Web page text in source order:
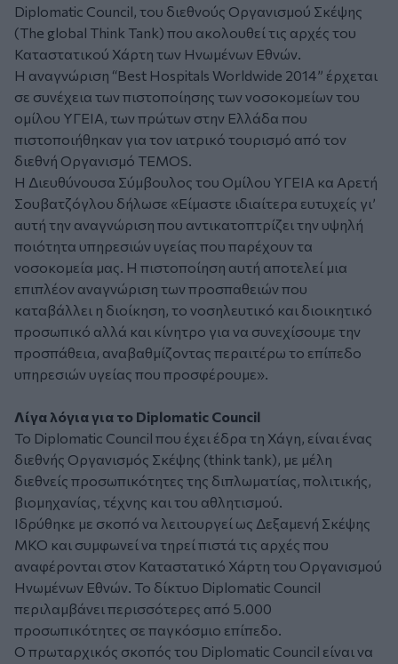
Diplomatic Council, του διεθνούς Οργανισμού Σκέψης
(The global Think Tank) που ακολουθεί τις αρχές του
Καταστατικού Χάρτη των Ηνωμένων Εθνών.
Η αναγνώριση “Best Hospitals Worldwide 2014” έρχεται
σε συνέχεια των πιστοποίησης των νοσοκομείων του
ομίλου ΥΓΕΙΑ, των πρώτων στην Ελλάδα που
πιστοποιήθηκαν για τον ιατρικό τουρισμό από τον
διεθνή Οργανισμό TEMOS.
Η Διευθύνουσα Σύμβουλος του Ομίλου ΥΓΕΙΑ κα Αρετή
Σουβατζόγλου δήλωσε «Είμαστε ιδιαίτερα ευτυχείς γι’
αυτή την αναγνώριση που αντικατοπτρίζει την υψηλή
ποιότητα υπηρεσιών υγείας που παρέχουν τα
νοσοκομεία μας. Η πιστοποίηση αυτή αποτελεί μια
επιπλέον αναγνώριση των προσπαθειών που
καταβάλλει η διοίκηση, το νοσηλευτικό και διοικητικό
προσωπικό αλλά και κίνητρο για να συνεχίσουμε την
προσπάθεια, αναβαθμίζοντας περαιτέρω το επίπεδο
υπηρεσιών υγείας που προσφέρουμε».
Λίγα λόγια για το Diplomatic Council
To Diplomatic Council που έχει έδρα τη Χάγη, είναι ένας
διεθνής Οργανισμός Σκέψης (think tank), με μέλη
διεθνείς προσωπικότητες της διπλωματίας, πολιτικής,
βιομηχανίας, τέχνης και του αθλητισμού.
Ιδρύθηκε με σκοπό να λειτουργεί ως Δεξαμενή Σκέψης
ΜΚΟ και συμφωνεί να τηρεί πιστά τις αρχές που
αναφέρονται στον Καταστατικό Χάρτη του Οργανισμού
Ηνωμένων Εθνών. Το δίκτυο Diplomatic Council
περιλαμβάνει περισσότερες από 5.000
προσωπικότητες σε παγκόσμιο επίπεδο.
Ο πρωταρχικός σκοπός του Diplomatic Council είναι να